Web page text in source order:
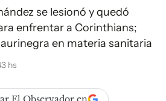
se lesionó y quedó
enfrentar a Corinthians;
en materia sanitaria
hs